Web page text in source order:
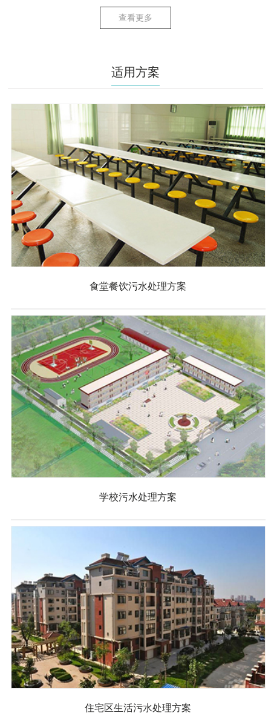
查看更多
适用方案
食堂餐饮污水处理方案
学校污水处理方案
住宅区生活污水处理方案